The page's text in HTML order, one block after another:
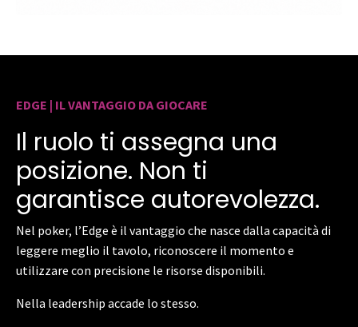
EDGE | IL VANTAGGIO DA GIOCARE
Il ruolo ti assegna una
posizione. Non ti
garantisce autorevolezza.
Nel poker, l’Edge è il vantaggio che nasce dalla capacità di
leggere meglio il tavolo, riconoscere il momento e
utilizzare con precisione le risorse disponibili.
Nella leadership accade lo stesso.